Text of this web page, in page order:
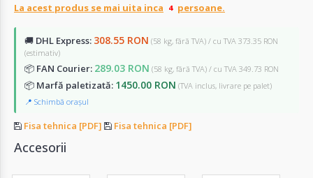
La acest produs se mai uita inca persoane.
🚚 DHL Express: 308.55 RON (58 kg, fără TVA) / cu TVA 373.35 RON
(estimativ)
📦 FAN Courier: 289.03 RON (58 kg, fără TVA) / cu TVA 349.73 RON
📦 Marfă paletizată: 1450.00 RON (TVA inclus, livrare pe palet)
📍 Schimbă orașul
Fisa tehnica [PDF] Fisa tehnica [PDF]
Accesorii